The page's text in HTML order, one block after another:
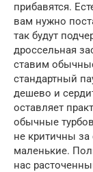
прибавятся.
вам нужно
так будут
дроссельная
ставим
стандартный
дешево и
оставляет
обычные
не критичны за
маленькие.
нас